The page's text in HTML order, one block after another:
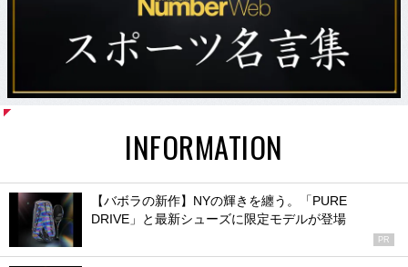
INFORMATION
【バボラの新作】NYの輝きを纏う。「PURE
DRIVE」と最新シューズに限定モデルが登場
PR